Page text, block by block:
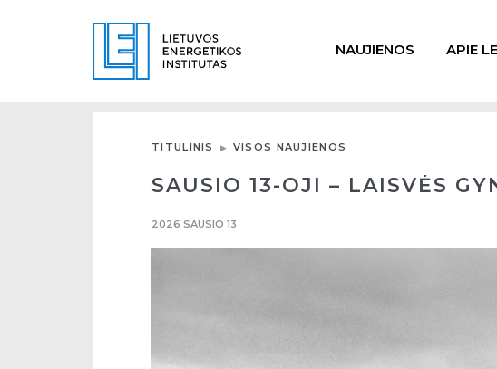
NAUJIENOS APIE
TITULINIS VISOS NAUJIENOS
SAUSIO 13-OJI – LAISVĖS
2026 SAUSIO 13